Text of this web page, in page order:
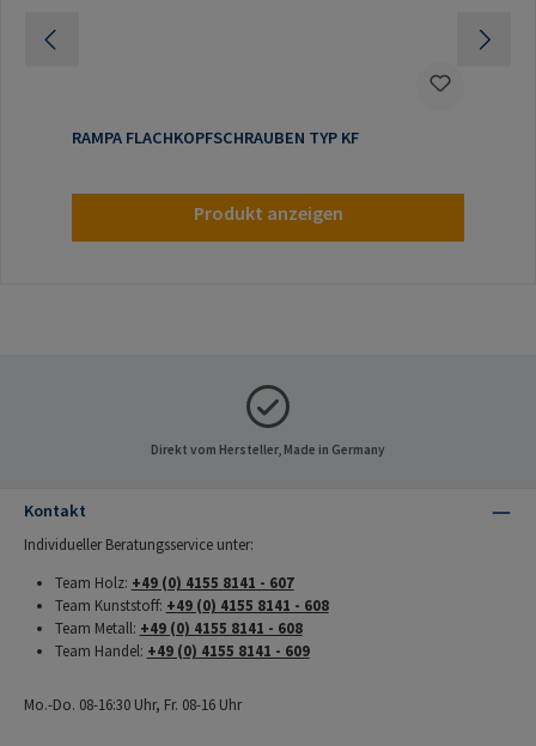
RAMPA FLACHKOPFSCHRAUBEN TYP KF
Produkt anzeigen
Direkt vom Hersteller, Made in Germany
Kontakt
Individueller Beratungsservice unter:
Team Holz: +49 (0) 4155 8141 - 607
Team Kunststoff: +49 (0) 4155 8141 - 608
Team Metall: +49 (0) 4155 8141 - 608
Team Handel: +49 (0) 4155 8141 - 609
Mo.-Do. 08-16:30 Uhr, Fr. 08-16 Uhr